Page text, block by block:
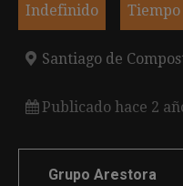
Indefinido
Santiago de
Publicado hace 2
Grupo Arestora